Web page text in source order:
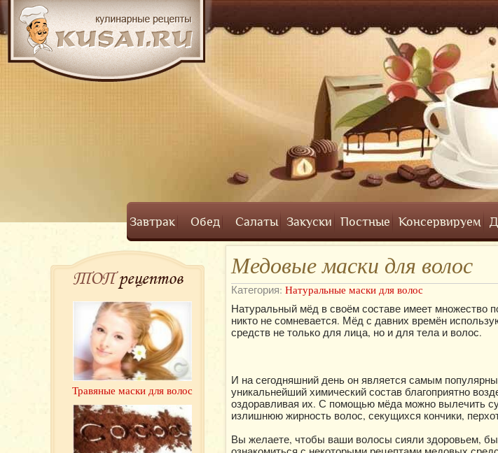
Завтрак Обед Салаты Закуски Постные Консервируем
Медовые маски для волос
Категория: Натуральные маски для волос
Натуральный мёд в своём составе имеет множество
никто не сомневается. Мёд с давних времён
средств не только для лица, но и для тела и волос.
И на сегодняшний день он является самым
уникальнейший химический состав благоприятно
оздоравливая их. С помощью мёда можно вылечить
излишнюю жирность волос, секущихся кончики,
Вы желаете, чтобы ваши волосы сияли здоровьем,
ТОПрецептов
Травяные маски для волос